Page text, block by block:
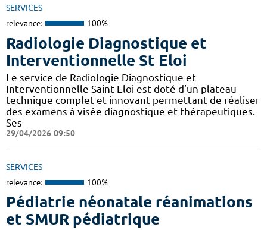
SERVICES
relevance: 100%
Radiologie Diagnostique et
Interventionnelle St Eloi
Le service de Radiologie Diagnostique et
Interventionnelle Saint Eloi est doté d’un plateau
technique complet et innovant permettant de réaliser
des examens à visée diagnostique et thérapeutiques.
Ses
29/04/2026 09:50
SERVICES
relevance: 100%
Pédiatrie néonatale réanimations
et SMUR pédiatrique